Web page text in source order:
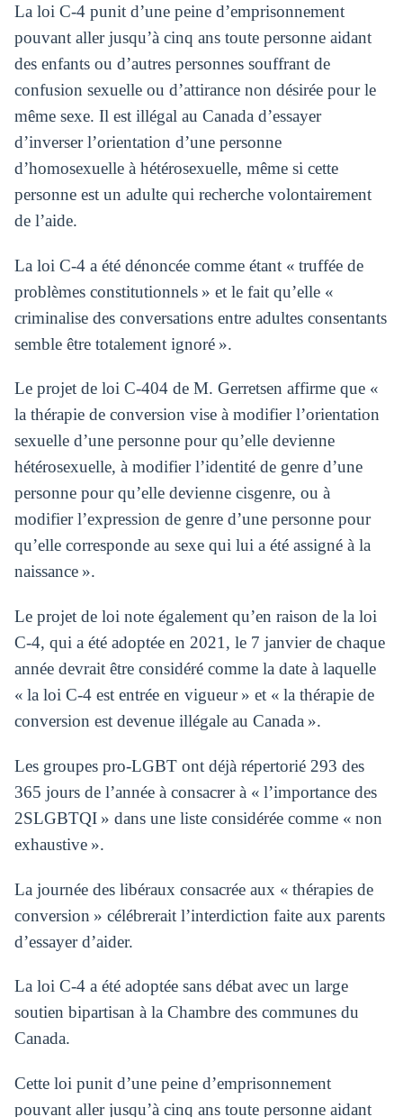
La loi C-4 punit d’une peine d’emprisonnement
pouvant aller jusqu’à cinq ans toute personne aidant
des enfants ou d’autres personnes souffrant de
confusion sexuelle ou d’attirance non désirée pour le
même sexe. Il est illégal au Canada d’essayer
d’inverser l’orientation d’une personne
d’homosexuelle à hétérosexuelle, même si cette
personne est un adulte qui recherche volontairement
de l’aide.
La loi C-4 a été dénoncée comme étant « truffée de
problèmes constitutionnels » et le fait qu’elle «
criminalise des conversations entre adultes consentants
semble être totalement ignoré ».
Le projet de loi C-404 de M. Gerretsen affirme que «
la thérapie de conversion vise à modifier l’orientation
sexuelle d’une personne pour qu’elle devienne
hétérosexuelle, à modifier l’identité de genre d’une
personne pour qu’elle devienne cisgenre, ou à
modifier l’expression de genre d’une personne pour
qu’elle corresponde au sexe qui lui a été assigné à la
naissance ».
Le projet de loi note également qu’en raison de la loi
C-4, qui a été adoptée en 2021, le 7 janvier de chaque
année devrait être considéré comme la date à laquelle
« la loi C-4 est entrée en vigueur » et « la thérapie de
conversion est devenue illégale au Canada ».
Les groupes pro-LGBT ont déjà répertorié 293 des
365 jours de l’année à consacrer à « l’importance des
2SLGBTQI » dans une liste considérée comme « non
exhaustive ».
La journée des libéraux consacrée aux « thérapies de
conversion » célébrerait l’interdiction faite aux parents
d’essayer d’aider.
La loi C-4 a été adoptée sans débat avec un large
soutien bipartisan à la Chambre des communes du
Canada.
Cette loi punit d’une peine d’emprisonnement
pouvant aller jusqu’à cinq ans toute personne aidant